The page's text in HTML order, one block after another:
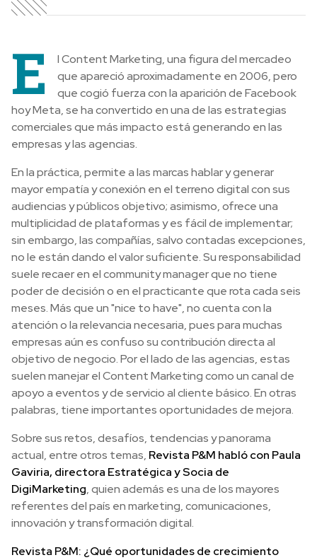
E
l Content Marketing, una figura del mercadeo
que apareció aproximadamente en 2006, pero
que cogió fuerza con la aparición de Facebook
hoy Meta, se ha convertido en una de las estrategias
comerciales que más impacto está generando en las
empresas y las agencias.
En la práctica, permite a las marcas hablar y generar
mayor empatía y conexión en el terreno digital con sus
audiencias y públicos objetivo; asimismo, ofrece una
multiplicidad de plataformas y es fácil de implementar;
sin embargo, las compañías, salvo contadas excepciones,
no le están dando el valor suficiente. Su responsabilidad
suele recaer en el community manager que no tiene
poder de decisión o en el practicante que rota cada seis
meses. Más que un "nice to have", no cuenta con la
atención o la relevancia necesaria, pues para muchas
empresas aún es confuso su contribución directa al
objetivo de negocio. Por el lado de las agencias, estas
suelen manejar el Content Marketing como un canal de
apoyo a eventos y de servicio al cliente básico. En otras
palabras, tiene importantes oportunidades de mejora.
Sobre sus retos, desafíos, tendencias y panorama
actual, entre otros temas, Revista P&M habló con Paula
Gaviria, directora Estratégica y Socia de
DigiMarketing, quien además es una de los mayores
referentes del país en marketing, comunicaciones,
innovación y transformación digital.
Revista P&M: ¿Qué oportunidades de crecimiento